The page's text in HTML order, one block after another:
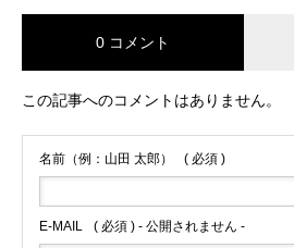
0 コメント
この記事へのコメントはありません。
名前（例：山田 太郎） ( 必須 )
E-MAIL ( 必須 ) - 公開されません -